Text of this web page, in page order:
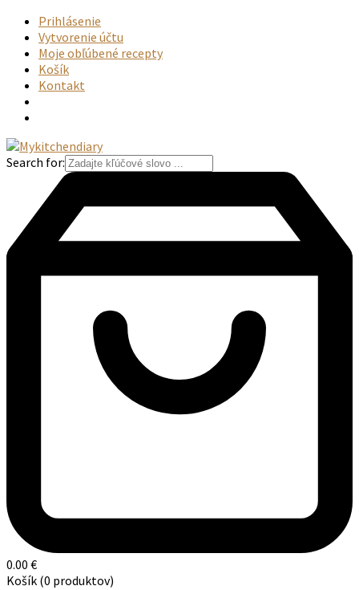
Prihlásenie
Vytvorenie účtu
Moje obľúbené recepty
Košík
Kontakt
Search for:
0.00 €
Košík (0 produktov)